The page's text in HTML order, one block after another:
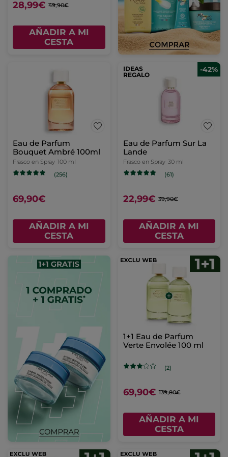
28,99€ 49,90€
AÑADIR A MI
CESTA
Eau de Parfum
Bouquet Ambré 100ml
Frasco en Spray 100 ml
(256)
69,90€
AÑADIR A MI
CESTA
IDEAS
REGALO
-42%
Eau de Parfum Sur La
Lande
Frasco en Spray 30 ml
(61)
22,99€ 39,90€
AÑADIR A MI
CESTA
1+1 Eau de Parfum
Verte Envolée 100 ml
(2)
69,90€ 139,80€
AÑADIR A MI
CESTA